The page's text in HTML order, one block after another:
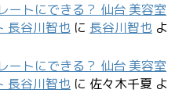
ートにできる？ 仙台 美容室
長谷川智也 に 長谷川智也 よ
ートにできる？ 仙台 美容室
長谷川智也 に 佐々木千夏 よ